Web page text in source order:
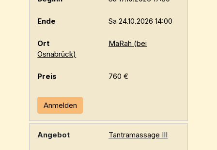
Sa 24.10.2026 14:00
MaRah (bei
Osnabrück)
760 €
Anmelden
Tantramassage III